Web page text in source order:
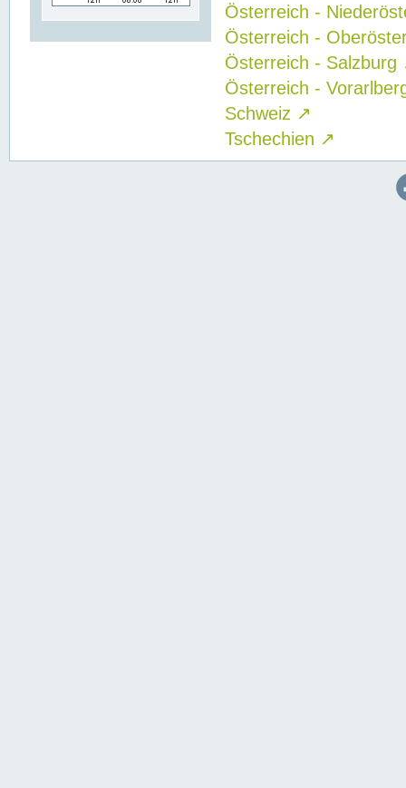
Österreich -
Österreich -
Österreich - Salzburg
Österreich -
Schweiz ↗
Tschechien ↗